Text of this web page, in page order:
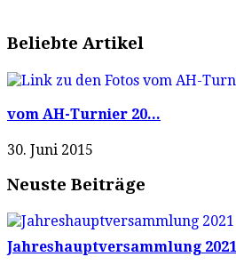
Beliebte Artikel
vom AH-Turnier 20...
30. Juni 2015
Neuste Beiträge
Jahreshauptversammlung 2021